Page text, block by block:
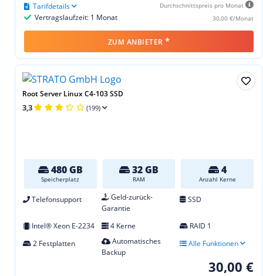
Durchschnittspreis pro Monat
30,00 €/Monat
Vertragslaufzeit: 1 Monat
Tarifdetails
ZUM ANBIETER *
Root Server Linux C4-103 SSD
3,3 (199)
480 GB
Speicherplatz
32 GB
RAM
4
Anzahl Kerne
Telefonsupport
Geld-zurück-
Garantie
SSD
Intel® Xeon E-2234 4 Kerne
RAID 1
2 Festplatten
Automatisches
Backup
Alle Funktionen
30,00 €